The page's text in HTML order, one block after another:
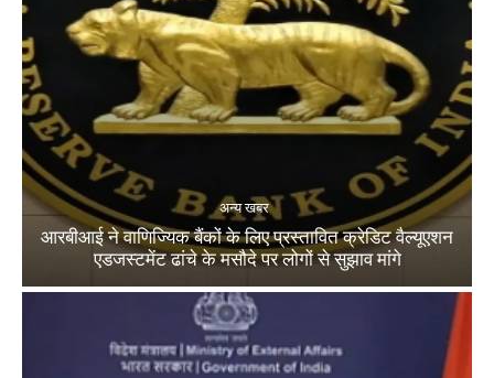
अन्य खबर
आरबीआई ने वाणिज्यिक बैंकों के लिए प्रस्तावित क्रेडिट वैल्यूएशन
एडजस्टमेंट ढांचे के मसौदे पर लोगों से सुझाव मांगे